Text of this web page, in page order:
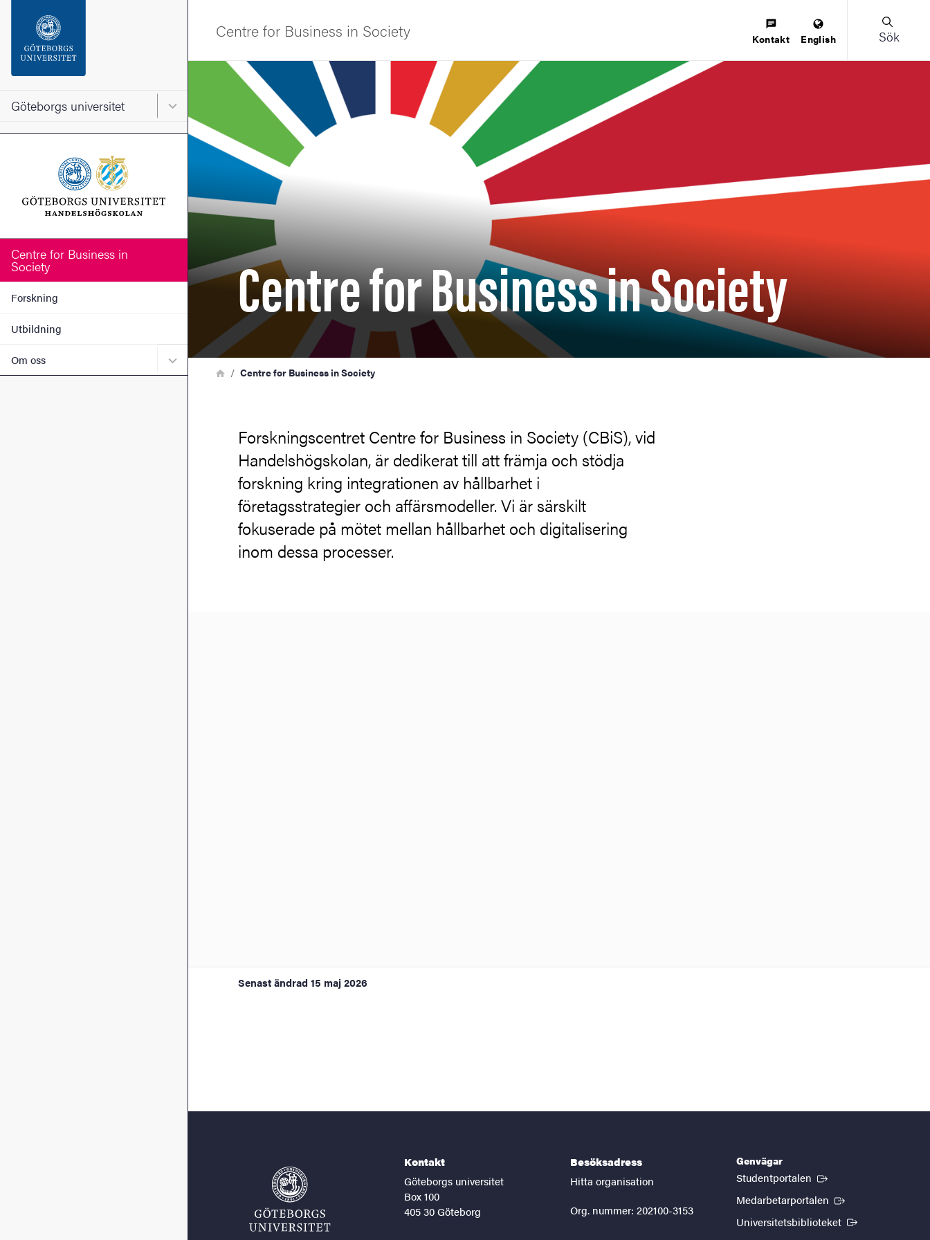
Sidfoten
Göteborgs universitet Huvudmeny för Göteborgs universitet
Centre for Business in
Society
Forskning
Utbildning
Om oss Undermeny för Om oss
Centre for Business in Society Kontakt English Sök
Centre for Business in Society
Bild
LänkstigHemCentre for Business in Society
Forskningscentret Centre for Business in Society (CBiS), vid
Handelshögskolan, är dedikerat till att främja och stödja
forskning kring integrationen av hållbarhet i
företagsstrategier och affärsmodeller. Vi är särskilt
fokuserade på mötet mellan hållbarhet och digitalisering
inom dessa processer.
Senast ändrad 15 maj 2026
Kontakt
Göteborgs universitet
Box 100
405 30 Göteborg
Besöksadress
Hitta organisation
Org. nummer: 202100-3153
Genvägar
Studentportalen (Extern länk)
Medarbetarportalen (Extern länk)
Universitetsbiblioteket (Extern länk)